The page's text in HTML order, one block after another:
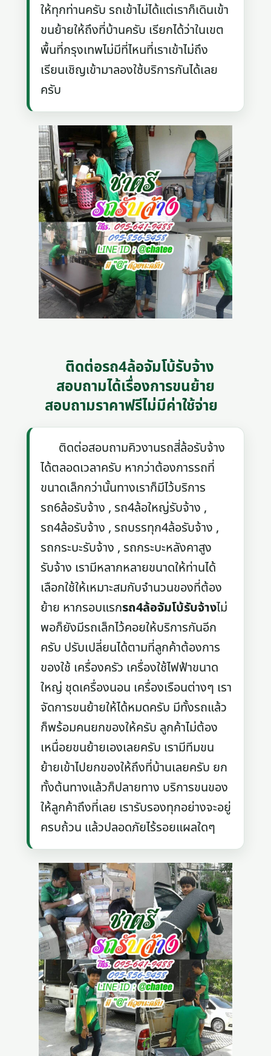
ให้ทุกท่านครับ รถเข้าไม่ได้แต่เราก็เดินเข้า
ขนย้ายให้ถึงที่บ้านครับ เรียกได้ว่าในเขต
พื้นที่กรุงเทพไม่มีที่ไหนที่เราเข้าไม่ถึง
เรียนเชิญเข้ามาลองใช้บริการกันได้เลย
ครับ
ติดต่อรถ4ล้อจัมโบ้รับจ้าง
สอบถามได้เรื่องการขนย้าย
สอบถามราคาฟรีไม่มีค่าใช้จ่าย
ติดต่อสอบถามคิวงานรถสี่ล้อรับจ้าง
ได้ตลอดเวลาครับ หากว่าต้องการรถที่
ขนาดเล็กกว่านั้นทางเราก็มีไว้บริการ
รถ6ล้อรับจ้าง , รถ4ล้อใหญ่รับจ้าง ,
รถ4ล้อรับจ้าง , รถบรรทุก4ล้อรับจ้าง ,
รถกระบะรับจ้าง , รถกระบะหลังคาสูง
รับจ้าง เรามีหลากหลายขนาดให้ท่านได้
เลือกใช้ให้เหมาะสมกับจำนวนของที่ต้อง
ย้าย หากรอบแรกรถ4ล้อจัมโบ้รับจ้างไม่
พอก็ยังมีรถเล็กไว้คอยให้บริการกันอีก
ครับ ปรับเปลี่ยนได้ตามที่ลูกค้าต้องการ
ของใช้ เครื่องครัว เครื่องใช้ไฟฟ้าขนาด
ใหญ่ ชุดเครื่องนอน เครื่องเรือนต่างๆ เรา
จัดการขนย้ายให้ได้หมดครับ มีทั้งรถแล้ว
ก็พร้อมคนยกของให้ครับ ลูกค้าไม่ต้อง
เหนื่อยขนย้ายเองเลยครับ เรามีทีมขน
ย้ายเข้าไปยกของให้ถึงที่บ้านเลยครับ ยก
ทั้งต้นทางแล้วก็ปลายทาง บริการขนของ
ให้ลูกค้าถึงที่เลย เรารับรองทุกอย่างจะอยู่
ครบถ้วน แล้วปลอดภัยไร้รอยแผลใดๆ